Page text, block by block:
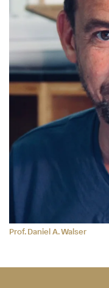
Prof. Daniel A. Walser